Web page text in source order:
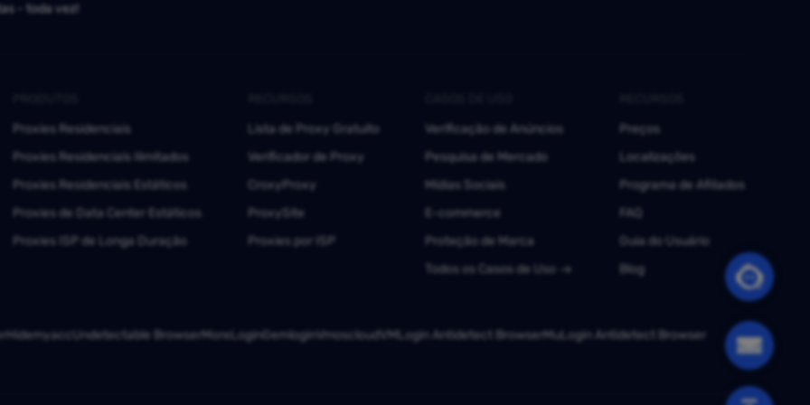
- toda vez!
Proxies Residenciais
Proxies Residenciais Ilimitados
Proxies Residenciais Estáticos
Proxies de Data Center Estáticos
Proxies ISP de Longa Duração
Lista de Proxy Gratuito
Verificador de Proxy
CroxyProxy
ProxySite
Proxies por ISP
Verificação de Anúncios
Pesquisa de Mercado
Mídias Sociais
E-commerce
Proteção de Marca
Todos os Casos de Uso
Preços
Localizações
Programa de Afiliados
FAQ
Guia do Usuário
Blog
Hidemyacc Undetectable BrowserMoreLoginGemloginVmoscloud VMLogin Antidetect BrowserMuLogin Antidetect Browser